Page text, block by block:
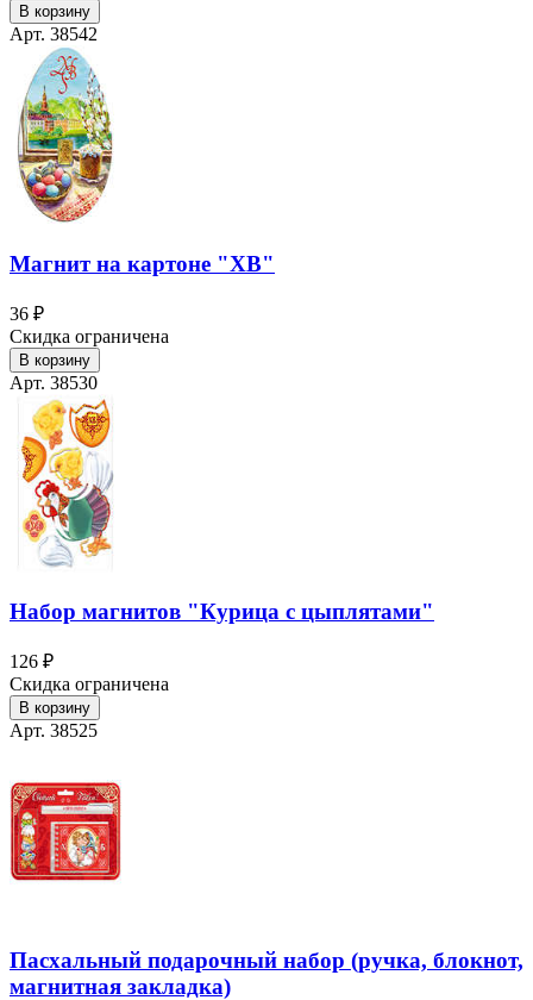
В корзину
Арт. 38542
Магнит на картоне "ХВ"
36 ₽
Скидка ограничена
В корзину
Арт. 38530
Набор магнитов "Курица с цыплятами"
126 ₽
Скидка ограничена
В корзину
Арт. 38525
Пасхальный подарочный набор (ручка, блокнот,
магнитная закладка)